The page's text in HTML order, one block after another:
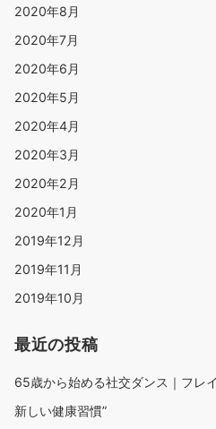
2020年8月
2020年7月
2020年6月
2020年5月
2020年4月
2020年3月
2020年2月
2020年1月
2019年12月
2019年11月
2019年10月
最近の投稿
65歳から始める社交ダンス｜フレ
新しい健康習慣”